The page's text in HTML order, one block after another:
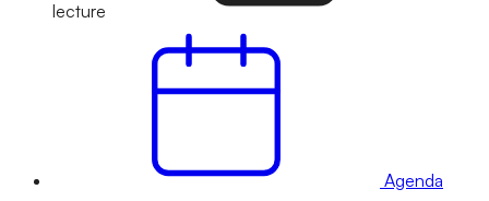
lecture
Agenda